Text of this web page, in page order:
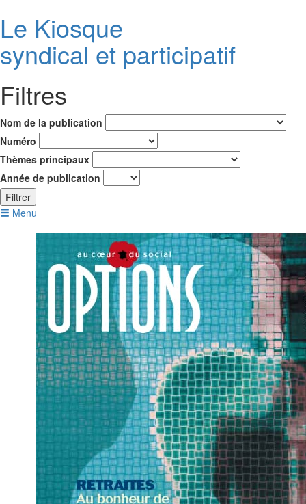
Le Kiosque
syndical et participatif
Filtres
Nom de la publication
Numéro
Thèmes principaux
Année de publication
Filtrer
Menu